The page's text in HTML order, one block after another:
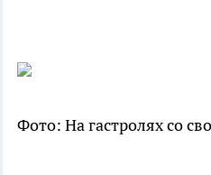
Фото: На гастролях со